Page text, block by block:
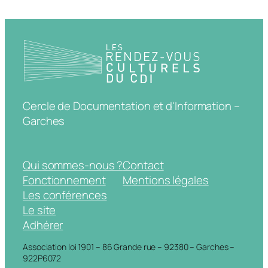
Cercle de Documentation et d'Information –
Garches
Qui sommes-nous ?
Fonctionnement
Les conférences
Le site
Adhérer
Contact
Mentions légales
Association loi 1901 – 86 Grande rue – 92380 – Garches –
922P6072